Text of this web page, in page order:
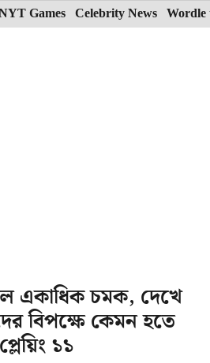
Games Celebrity News Wordle
একাধিক চমক, দেখে
বিপক্ষে কেমন হতে
১১